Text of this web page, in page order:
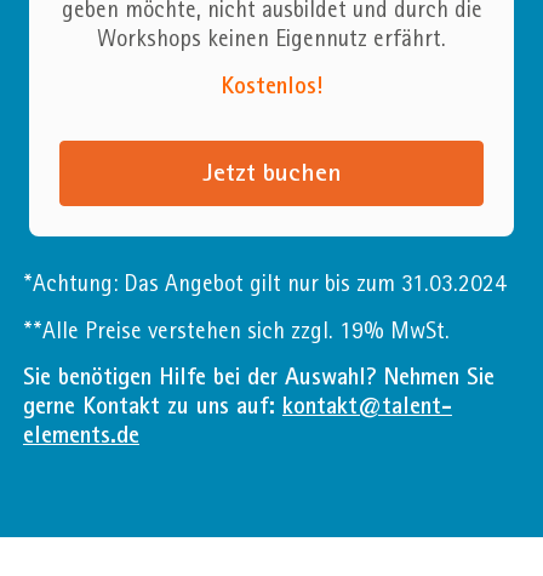
geben möchte, nicht ausbildet und durch die
Workshops keinen Eigennutz erfährt.
Kostenlos!
Jetzt buchen
*Achtung: Das Angebot gilt nur bis zum 31.03.2024
**Alle Preise verstehen sich zzgl. 19% MwSt.
Sie benötigen Hilfe bei der Auswahl? Nehmen Sie
gerne Kontakt zu uns auf: kontakt@talent-
elements.de